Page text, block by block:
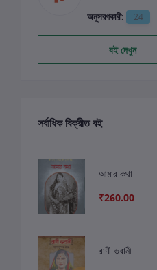
অনুসরণকারী:
24
বই দেখুন
সর্বাধিক বিক্রীত বই
আমার কথা
₹260.00
রাণী ভবানী